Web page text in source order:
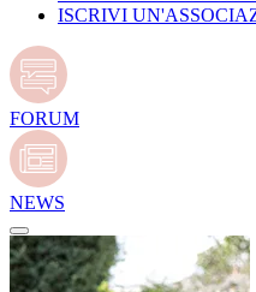
ISCRIVI
FORUM
NEWS